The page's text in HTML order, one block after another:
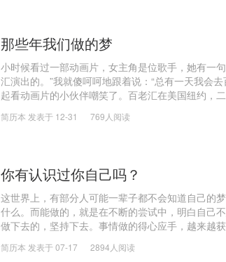
那些年我们做的梦
小时候看过一部动画片，女主角是位歌手，她有一
汇演出的。”我就傻呵呵地跟着说：“总有一天我会
起看动画片的小伙伴嘲笑了。百老汇在美国纽约，
样远。我想这个
简历本 发表于 12-31 769人阅读
你有认识过你自己吗？
这世界上，有部分人可能一辈子都不会知道自己的
什么。而能做的，就是在不断的尝试中，明白自己
做下去的，坚持下去。事情做的得心应手，越来越
很久才能找到最终的你
简历本 发表于 07-17 2894人阅读